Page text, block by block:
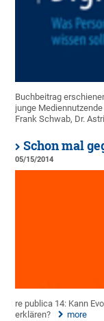
Buchbeitrag
junge
Frank Schwab, Dr.
Schon mal
05/15/2014
re publica 14: Kann
erklären?
more